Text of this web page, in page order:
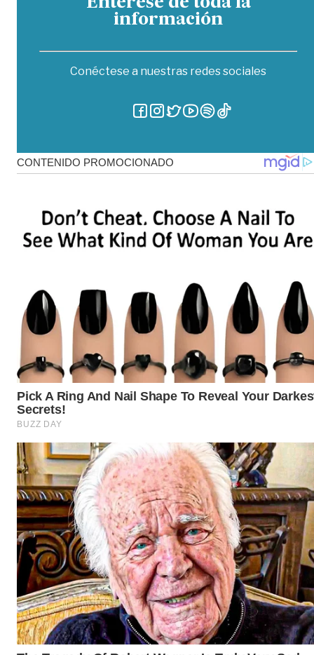
información
Conéctese a nuestras redes sociales